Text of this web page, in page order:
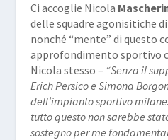
Ci accoglie Nicola
delle squadre agonisitiche di
nonché “mente” di questo
approfondimento sportivo
Nicola stesso – “Senza il
Erich Persico e Simona
dell’impianto sportivo
tutto questo non sarebbe
sostegno per me